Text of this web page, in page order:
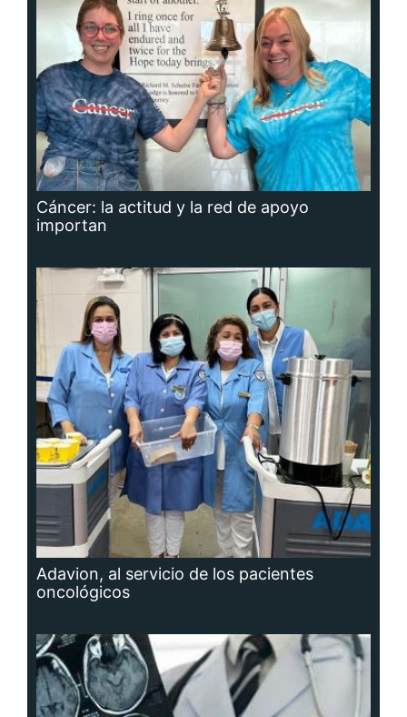
Cáncer: la actitud y la red de apoyo
importan
Adavion, al servicio de los pacientes
oncológicos